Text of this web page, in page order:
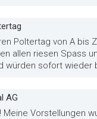
Poltertag von A bis
allen riesen Spass
würden sofort
AG
Meine Vorstellungen